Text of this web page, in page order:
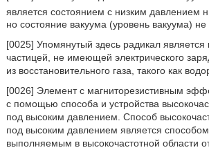
является состоянием с низким давлением
но состояние вакуума (уровень вакуума) не
[0025] Упомянутый здесь радикал является
частицей, не имеющей электрического
из восстановительного газа, такого как
[0026] Элемент с магниторезистивным
с помощью способа и устройства
под высоким давлением. Способ
под высоким давлением является
выполняемым в высокочастотной области